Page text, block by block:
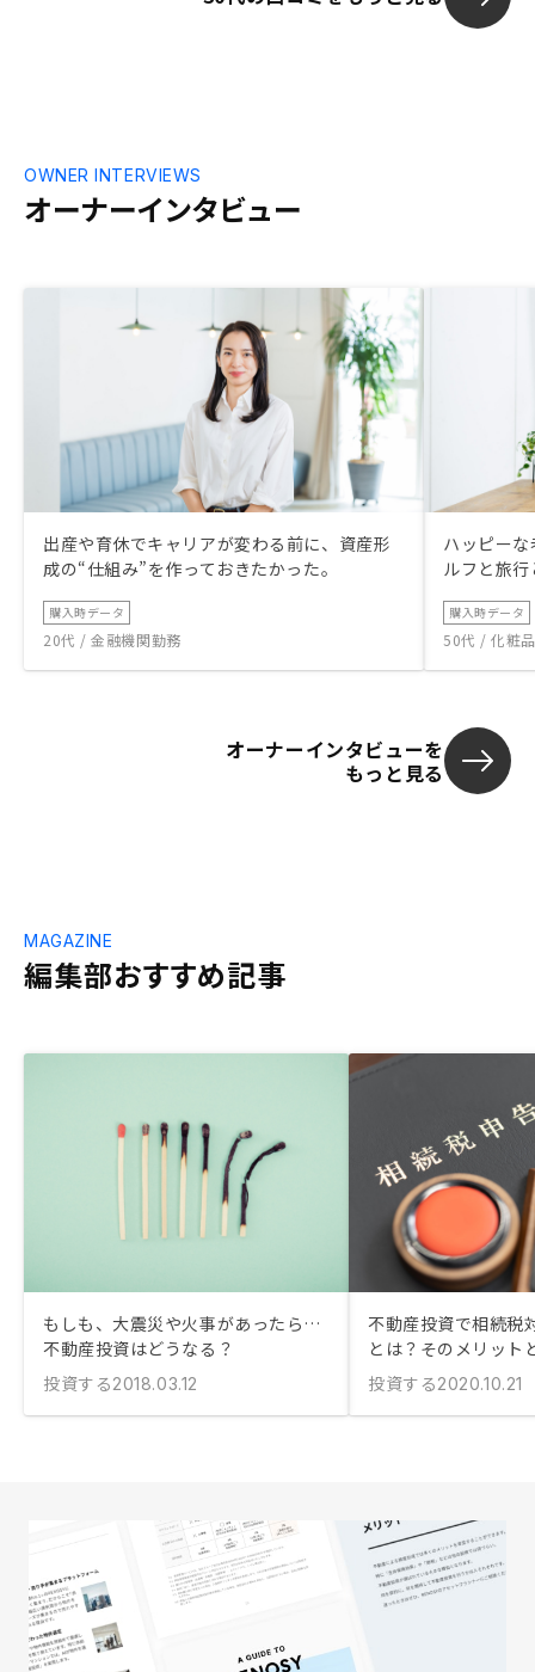
て、担当の方
で一貫して行
した。不動産
らいいかわか
って話を聞く
わかなければ
いるので、名
いいかなと思
じ職業だった
ので
オーナーインタビュー
OWNER INTERVIEWS
出産や育休でキャリアが変わる前に、資産形
成の“仕組み”を作っておきたかった。
購入時データ
20代 / 金融機関勤務
ハッピー
ルフと旅
購入時データ
50代 / 化粧
オーナーインタビューを
もっと見る
編集部おすすめ記事
MAGAZINE
もしも、大震災や火事があったら…
不動産投資はどうなる？
投資する2018.03.12
不動産投資で相続税
とは？そのメリット
投資する2020.10.21